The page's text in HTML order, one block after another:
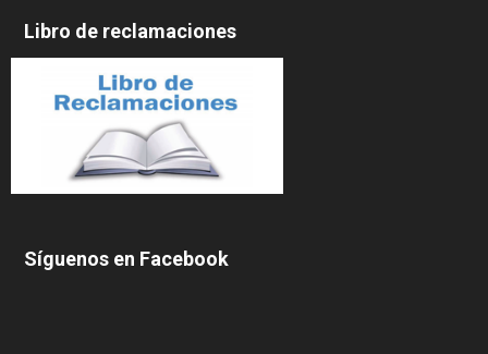
Libro de reclamaciones
Síguenos en Facebook